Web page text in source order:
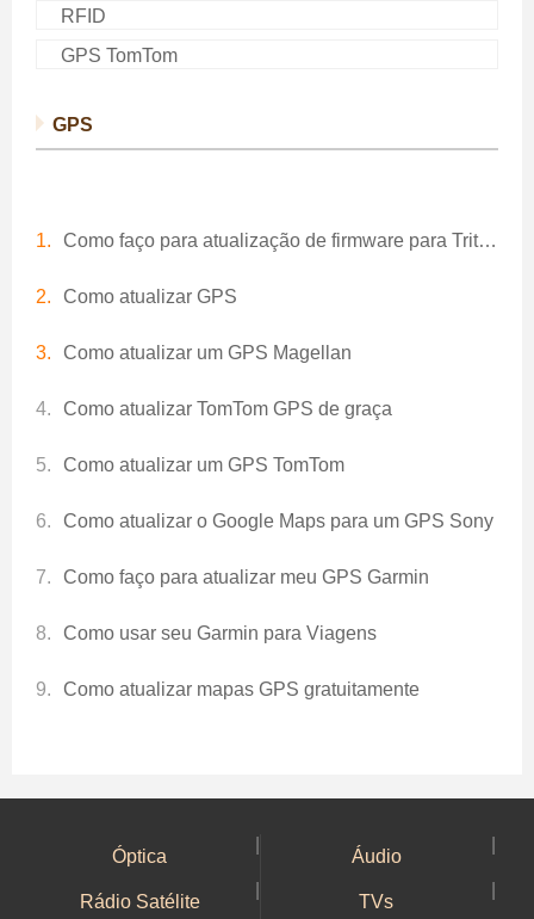
RFID
GPS TomTom
GPS
Como faço para atualização de firmware para Triton 500 GPS
Como atualizar GPS
Como atualizar um GPS Magellan
Como atualizar TomTom GPS de graça
Como atualizar um GPS TomTom
Como atualizar o Google Maps para um GPS Sony
Como faço para atualizar meu GPS Garmin
Como usar seu Garmin para Viagens
Como atualizar mapas GPS gratuitamente
Óptica Áudio
Rádio Satélite TVs